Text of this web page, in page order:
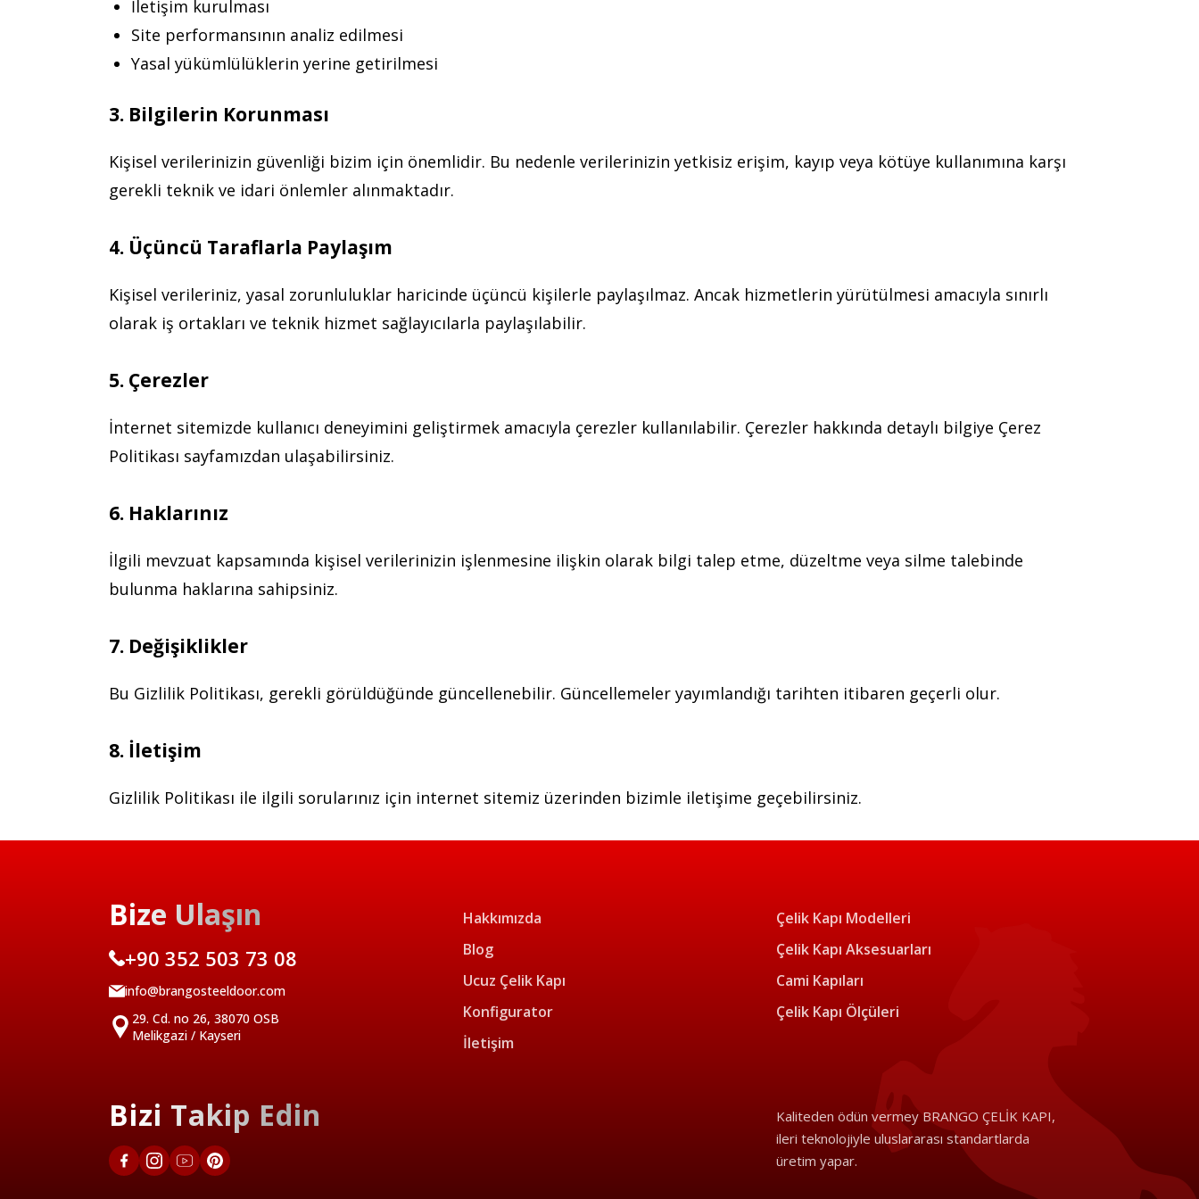
İletişim kurulması
Site performansının analiz edilmesi
Yasal yükümlülüklerin yerine getirilmesi
3. Bilgilerin Korunması
Kişisel verilerinizin güvenliği bizim için önemlidir. Bu nedenle verilerinizin yetkisiz erişim, kayıp veya kötüye kullanımına karşı
gerekli teknik ve idari önlemler alınmaktadır.
4. Üçüncü Taraflarla Paylaşım
Kişisel verileriniz, yasal zorunluluklar haricinde üçüncü kişilerle paylaşılmaz. Ancak hizmetlerin yürütülmesi amacıyla sınırlı
olarak iş ortakları ve teknik hizmet sağlayıcılarla paylaşılabilir.
5. Çerezler
İnternet sitemizde kullanıcı deneyimini geliştirmek amacıyla çerezler kullanılabilir. Çerezler hakkında detaylı bilgiye Çerez
Politikası sayfamızdan ulaşabilirsiniz.
6. Haklarınız
İlgili mevzuat kapsamında kişisel verilerinizin işlenmesine ilişkin olarak bilgi talep etme, düzeltme veya silme talebinde
bulunma haklarına sahipsiniz.
7. Değişiklikler
Bu Gizlilik Politikası, gerekli görüldüğünde güncellenebilir. Güncellemeler yayımlandığı tarihten itibaren geçerli olur.
8. İletişim
Gizlilik Politikası ile ilgili sorularınız için internet sitemiz üzerinden bizimle iletişime geçebilirsiniz.
Bize Ulaşın
+90 352 503 73 08
info@brangosteeldoor.com
29. Cd. no 26, 38070 OSB
Melikgazi / Kayseri
Bizi Takip Edin
Hakkımızda
Blog
Ucuz Çelik Kapı
Konfigurator
İletişim
Çelik Kapı Modelleri
Çelik Kapı Aksesuarları
Cami Kapıları
Çelik Kapı Ölçüleri
Kaliteden ödün vermey BRANGO ÇELİK KAPI,
ileri teknolojiyle uluslararası standartlarda
üretim yapar.